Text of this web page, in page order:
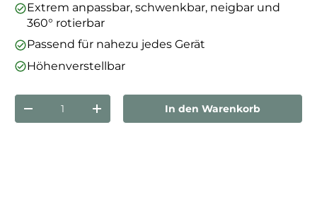
Extrem anpassbar, schwenkbar, neigbar und
360° rotierbar
Passend für nahezu jedes Gerät
Höhenverstellbar
Anzahl
Menge verringernMenge erhöhenIn den Warenkorb